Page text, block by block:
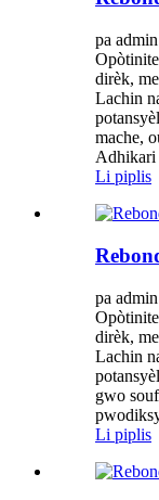
pa
dirèk,
Lachin
mache,
Adhikari
Li piplis
pa
dirèk,
Lachin
gwo
Li piplis